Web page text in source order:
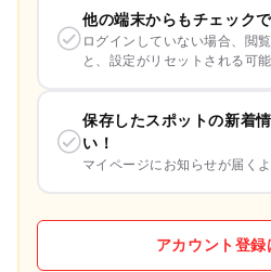
他の端末からもチェックで
ログインしていない場合、閲
と、設定がリセットされる可
保存したスポットの新着
い！
マイページにお知らせが届く
アカウント登録